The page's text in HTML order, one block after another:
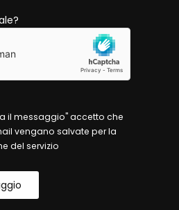
il messaggio" accetto che
vengano salvate per la
del servizio